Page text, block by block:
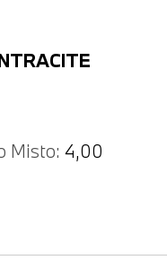
Misto: 4,00